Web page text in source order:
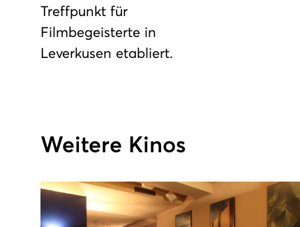
Treffpunkt für
Filmbegeisterte in
Leverkusen etabliert.
Weitere Kinos